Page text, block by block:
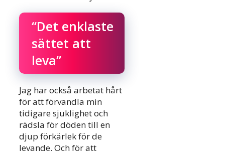
“Det enklaste
sättet att
leva”
Jag har också arbetat hårt
för att förvandla min
tidigare sjuklighet och
rädsla för döden till en
djup förkärlek för de
levande. Och för att